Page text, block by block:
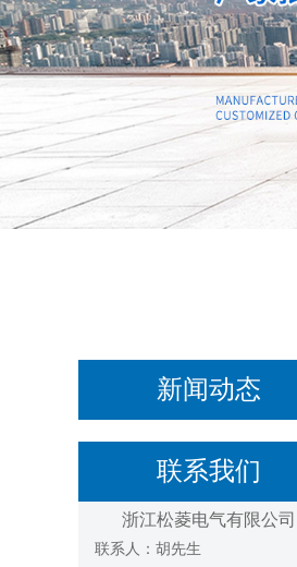
新闻动态
联系我们
浙江松菱电气有限公司
联系人：胡先生